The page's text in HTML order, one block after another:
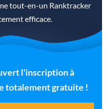
tout-en-un Ranktracker
efficace.
l'inscription à
totalement gratuite !